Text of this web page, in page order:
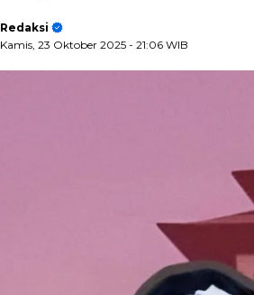
Redaksi
Kamis, 23 Oktober 2025 - 21:06 WIB